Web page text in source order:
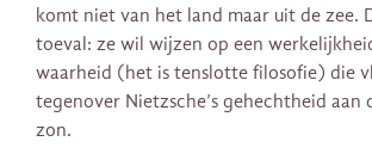
komt niet van het land maar uit de zee.
toeval: ze wil wijzen op een
waarheid (het is tenslotte filosofie) die
tegenover Nietzsche’s gehechtheid aan
zon.